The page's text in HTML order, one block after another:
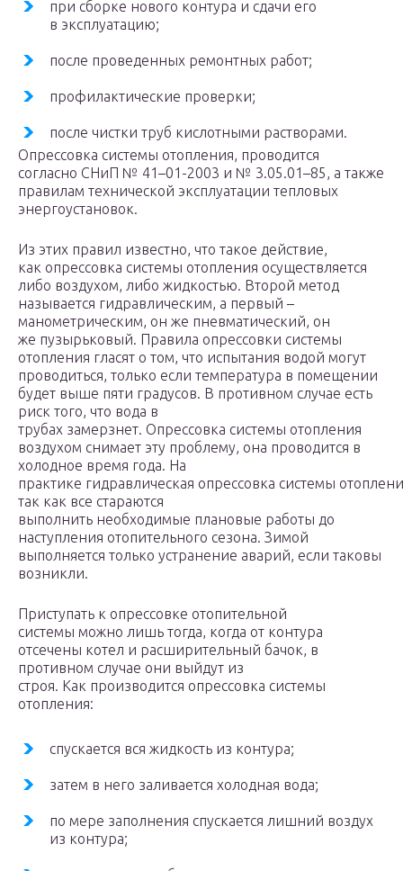
при сборке нового контура и сдачи его
в эксплуатацию;
после проведенных ремонтных работ;
профилактические проверки;
после чистки труб кислотными растворами.
Опрессовка системы отопления, проводится
согласно СНиП № 41–01-2003 и № 3.05.01–85, а также
правилам технической эксплуатации тепловых
энергоустановок.
Из этих правил известно, что такое действие,
как опрессовка системы отопления осуществляется
либо воздухом, либо жидкостью. Второй метод
называется гидравлическим, а первый –
манометрическим, он же пневматический, он
же пузырьковый. Правила опрессовки системы
отопления гласят о том, что испытания водой могут
проводиться, только если температура в помещении
будет выше пяти градусов. В противном случае есть
риск того, что вода в
трубах замерзнет. Опрессовка системы отопления
воздухом снимает эту проблему, она проводится в
холодное время года. На
практике гидравлическая опрессовка системы
так как все стараются
выполнить необходимые плановые работы до
наступления отопительного сезона. Зимой
выполняется только устранение аварий, если таковы
возникли.
Приступать к опрессовке отопительной
системы можно лишь тогда, когда от контура
отсечены котел и расширительный бачок, в
противном случае они выйдут из
строя. Как производится опрессовка системы
отопления:
спускается вся жидкость из контура;
затем в него заливается холодная вода;
по мере заполнения спускается лишний воздух
из контура;